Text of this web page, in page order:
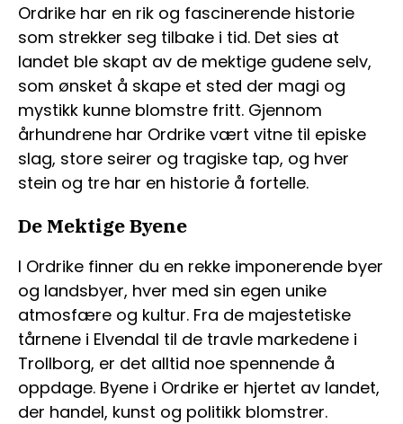
Ordrike har en rik og fascinerende historie
som strekker seg tilbake i tid. Det sies at
landet ble skapt av de mektige gudene selv,
som ønsket å skape et sted der magi og
mystikk kunne blomstre fritt. Gjennom
århundrene har Ordrike vært vitne til episke
slag, store seirer og tragiske tap, og hver
stein og tre har en historie å fortelle.
De Mektige Byene
I Ordrike finner du en rekke imponerende byer
og landsbyer, hver med sin egen unike
atmosfære og kultur. Fra de majestetiske
tårnene i Elvendal til de travle markedene i
Trollborg, er det alltid noe spennende å
oppdage. Byene i Ordrike er hjertet av landet,
der handel, kunst og politikk blomstrer.